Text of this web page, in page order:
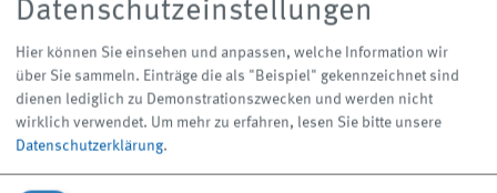
Aufnehmen der Späne samt KSS im Schneckentrog
Transportieren der Späne mit Hilfe der
Förderschnecke(n) zum Spänezerkleinerer
Einziehen und Zerkleinern der Späne durch den
Spänezerkleinerer (Option) und Einbringen in den
Vorlagebehälter
Datenschutzeinstellungen
Hier können Sie einsehen und anpassen, welche Information wir
über Sie sammeln. Einträge die als "Beispiel" gekennzeichnet sind
dienen lediglich zu Demonstrationszwecken und werden nicht
wirklich verwendet. Um mehr zu erfahren, lesen Sie bitte unsere
Datenschutzerklärung.